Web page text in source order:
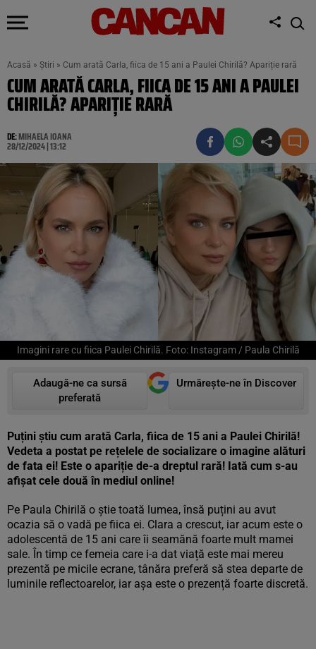
Acasă » Știri » Cum arată Carla, fiica de 15 ani a Paulei Chirilă? Apariție rară
CUM ARATĂ CARLA, FIICA DE 15 ANI A PAULEI
CHIRILĂ? APARIȚIE RARĂ
DE:MIHAELA IOANA
28/12/2024 | 13:12
Imagini rare cu fiica Paulei Chirilă. Foto: Instagram / Paula Chirilă
Adaugă-ne ca sursă
preferată
Urmărește-ne în Discover
Puțini știu cum arată Carla, fiica de 15 ani a Paulei Chirilă!
Vedeta a postat pe rețelele de socializare o imagine alături
de fata ei! Este o apariție de-a dreptul rară! Iată cum s-au
afișat cele două în mediul online!
Pe Paula Chirilă o știe toată lumea, însă puțini au avut
ocazia să o vadă pe fiica ei. Clara a crescut, iar acum este o
adolescentă de 15 ani care îi seamănă foarte mult mamei
sale. În timp ce femeia care i-a dat viață este mai mereu
prezentă pe micile ecrane, tânăra preferă să stea departe de
luminile reflectoarelor, iar așa este o prezență foarte discretă.